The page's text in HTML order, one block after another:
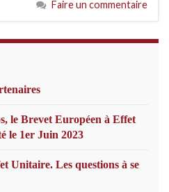
Faire un commentaire
le Brevet Européen à Effet
le 1er Juin 2023
Unitaire. Les questions à se